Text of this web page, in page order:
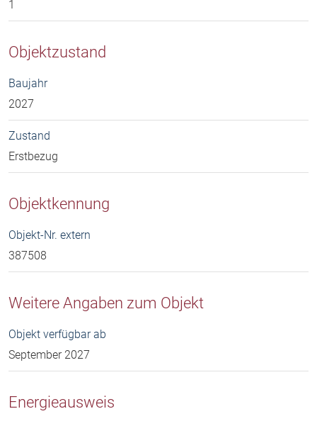
1
Objektzustand
Baujahr
2027
Zustand
Erstbezug
Objektkennung
Objekt-Nr. extern
387508
Weitere Angaben zum Objekt
Objekt verfügbar ab
September 2027
Energieausweis